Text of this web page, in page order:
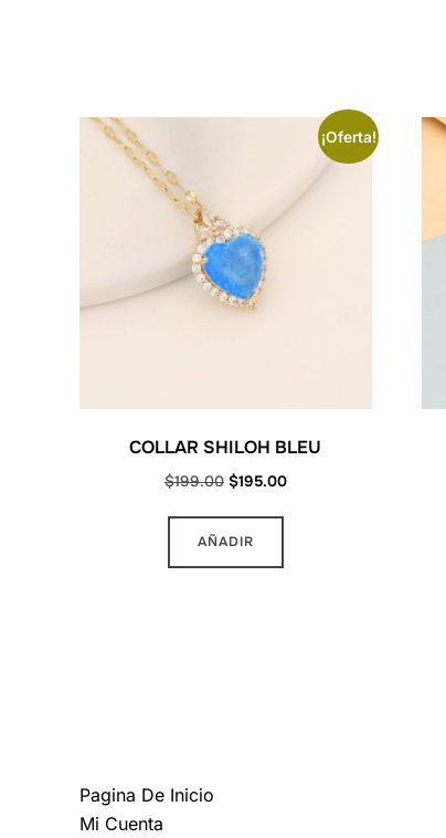
¡Oferta!
COLLAR SHILOH BLEU
$199.00 Original
was:
$195.00Current
AÑADIR
Pagina De Inicio
Mi Cuenta